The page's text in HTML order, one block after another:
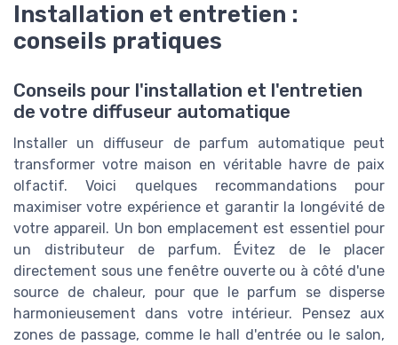
Installation et entretien :
conseils pratiques
Conseils pour l'installation et l'entretien
de votre diffuseur automatique
Installer un diffuseur de parfum automatique peut
transformer votre maison en véritable havre de paix
olfactif. Voici quelques recommandations pour
maximiser votre expérience et garantir la longévité de
votre appareil. Un bon emplacement est essentiel pour
un distributeur de parfum. Évitez de le placer
directement sous une fenêtre ouverte ou à côté d'une
source de chaleur, pour que le parfum se disperse
harmonieusement dans votre intérieur. Pensez aux
zones de passage, comme le hall d'entrée ou le salon,